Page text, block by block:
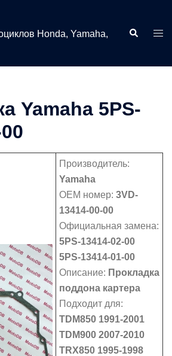
Honda, Yamaha,
Поиск
Yamaha 5PS-
Производитель:
Yamaha
OEM номер: 3VD-
13414-00-00
Официальная замена:
5PS-13414-02-00
5PS-13414-01-00
Описание: Прокладка
поддона картера
Подходит для:
TDM850 1991-2001
TDM900 2007-2010
TRX850 1995-1998